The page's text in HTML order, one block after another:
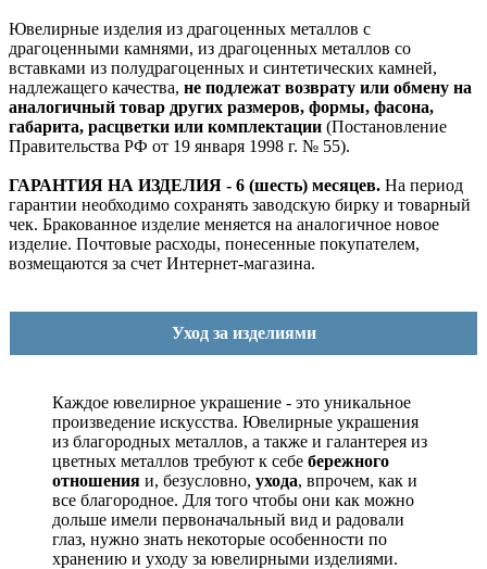
Ювелирные изделия из драгоценных металлов с
драгоценными камнями, из драгоценных металлов со
вставками из полудрагоценных и синтетических камней,
надлежащего качества, не подлежат возврату или обмену на
аналогичный товар других размеров, формы, фасона,
габарита, расцветки или комплектации (Постановление
Правительства РФ от 19 января 1998 г. № 55).
ГАРАНТИЯ НА ИЗДЕЛИЯ - 6 (шесть) месяцев. На период
гарантии необходимо сохранять заводскую бирку и товарный
чек. Бракованное изделие меняется на аналогичное новое
изделие. Почтовые расходы, понесенные покупателем,
возмещаются за счет Интернет-магазина.
Уход за изделиями
Каждое ювелирное украшение - это уникальное
произведение искусства. Ювелирные украшения
из благородных металлов, а также и галантерея из
цветных металлов требуют к себе бережного
отношения и, безусловно, ухода, впрочем, как и
все благородное. Для того чтобы они как можно
дольше имели первоначальный вид и радовали
глаз, нужно знать некоторые особенности по
хранению и уходу за ювелирными изделиями.